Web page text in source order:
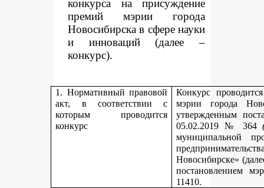
конкурса на присуждение
премий мэрии города
Новосибирска в сфере науки
и инноваций (далее –
конкурс).
1. Нормативный правовой
акт, в соответствии с
которым проводится
конкурс
Конкурс
мэрии города
утвержденным
05.02.2019 № 364
муниципальной
Новосибирске»
постановлением
11410.